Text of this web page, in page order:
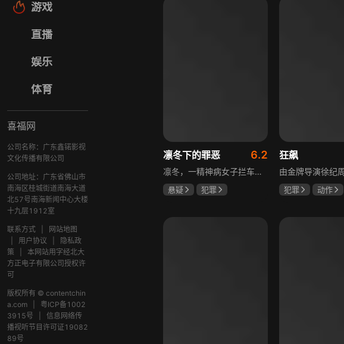
游戏
直播
娱乐
体育
喜福网
公司名称：广东鑫锘影视
文化传播有限公司
公司地址：广东省佛山市
南海区桂城街道南海大道
北57号南海新闻中心大楼
十九层1912室
联系方式
网站地图
用户协议
隐私政
策
本网站用字经北大
方正电子有限公司授权许
可
版权所有 © contentchin
a.com
粤ICP备1002
3915号
信息网络传
播视听节目许可证19082
89号
凛冬下的罪恶 6.2
凛冬，一精神病女子拦车报案，称丈夫杀人，刑警沈栋梁吴红兵由此揭开系列碎尸案真相。然而风浪未平，储蓄所抢劫杀人案，少女失踪案，流窜抢车案接连发生，沈栋梁与吴红兵追凶之际，竟牵出改变二人命运的人性悲剧。
悬疑
犯罪
狂飙
犯罪 动作